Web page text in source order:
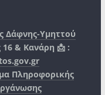
Δάφνης-Υμηττού
& Κανάρη 📩 :
Πληροφορικής